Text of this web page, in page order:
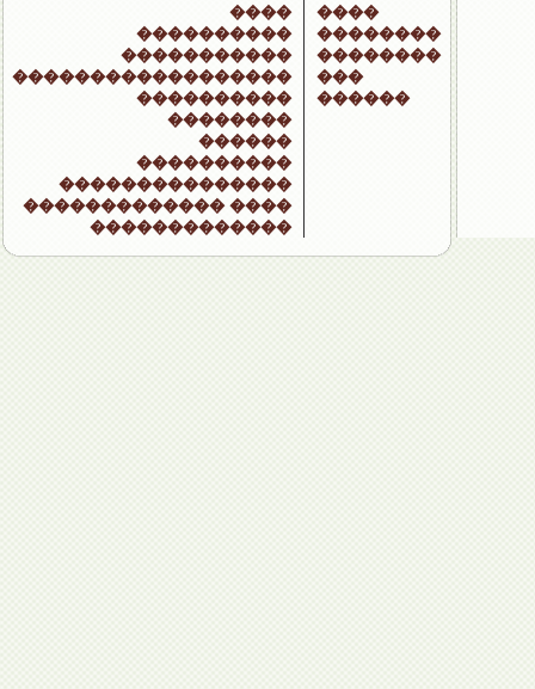
����
����������
�����������
������������������
����������
��������
������
����������
���������������
������������� ����
�������������
����
��������
��������
���
������